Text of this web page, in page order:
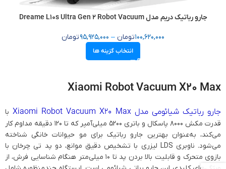
جارو رباتیک دریم مدل Dreame L10s Ultra Gen 2 Robot Vacuum
100,620,000تومان –
95,925,000تومان
انتخاب گزینه ها
Xiaomi Robot Vacuum X20 Max
جارو رباتیک شیائومی مدل Xiaomi Robot Vacuum X20 Max
با
قدرت مکش 8000 پاسکال و باتری 5200 میلی‌آمپر که تا 120 دقیقه مداوم کار
می‌کند، به‌عنوان بهترین جارو رباتیک برای مو حیوانات خانگی شناخته
می‌شود. ناوبری LDS لیزری با تشخیص دقیق موانع، دو پد تی چرخان با
بازوی متحرک و قابلیت بالا بردن پد تا 10 میلی‌متر هنگام شناسایی فرش، از